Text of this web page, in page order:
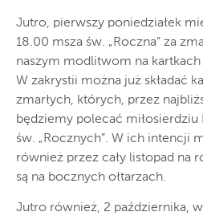
Jutro, pierwszy poniedziałek
18.00 msza św. „Roczna” za
naszym modlitwom na
W zakrystii można już składać
zmarłych, których, przez
będziemy polecać
św. „Rocznych”. W ich intencji
również przez cały listopad na
są na bocznych ołtarzach.
Jutro również, 2 października,